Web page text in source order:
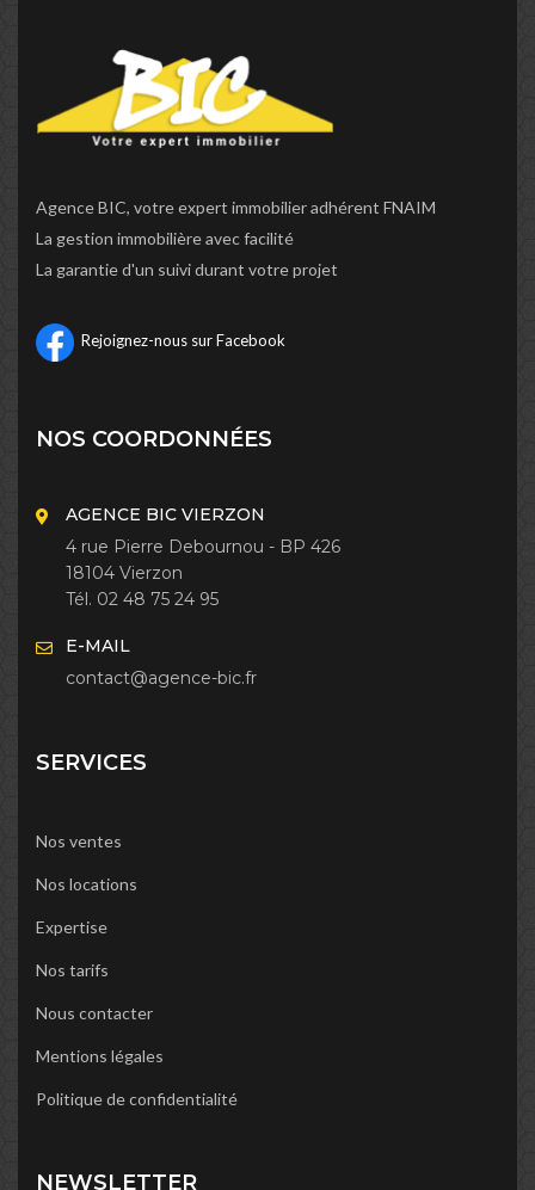
Agence BIC, votre expert immobilier adhérent FNAIM
La gestion immobilière avec facilité
La garantie d'un suivi durant votre projet
Rejoignez-nous sur Facebook
NOS COORDONNÉES
AGENCE BIC VIERZON
4 rue Pierre Debournou - BP 426
18104 Vierzon
Tél. 02 48 75 24 95
E-MAIL
contact@agence-bic.fr
SERVICES
Nos ventes
Nos locations
Expertise
Nos tarifs
Nous contacter
Mentions légales
Politique de confidentialité
NEWSLETTER